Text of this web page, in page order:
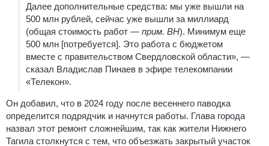
Далее дополнительные средства: мы уже вышли на
500 млн рублей, сейчас уже вышли за миллиард
(общая стоимость работ — прим. ВН). Минимум еще
500 млн [потребуется]. Это работа с бюджетом
вместе с правительством Свердловской области», —
сказал Владислав Пинаев в эфире телекомпании
«Телекон».
Он добавил, что в 2024 году после весеннего паводка
определится подрядчик и начнутся работы. Глава города
назвал этот ремонт сложнейшим, так как жители Нижнего
Тагила столкнутся с тем, что объезжать закрытый участок